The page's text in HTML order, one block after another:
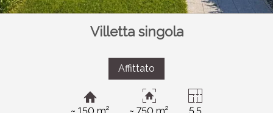
Villetta singola
Affittato
~ 150 m² ~ 750 m² 5.5